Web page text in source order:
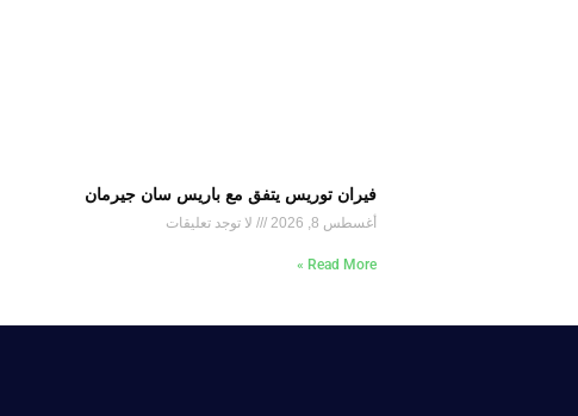
فيران توريس يتفق مع باريس سان جيرمان
أغسطس 8, 2026 لا توجد تعليقات
Read More »